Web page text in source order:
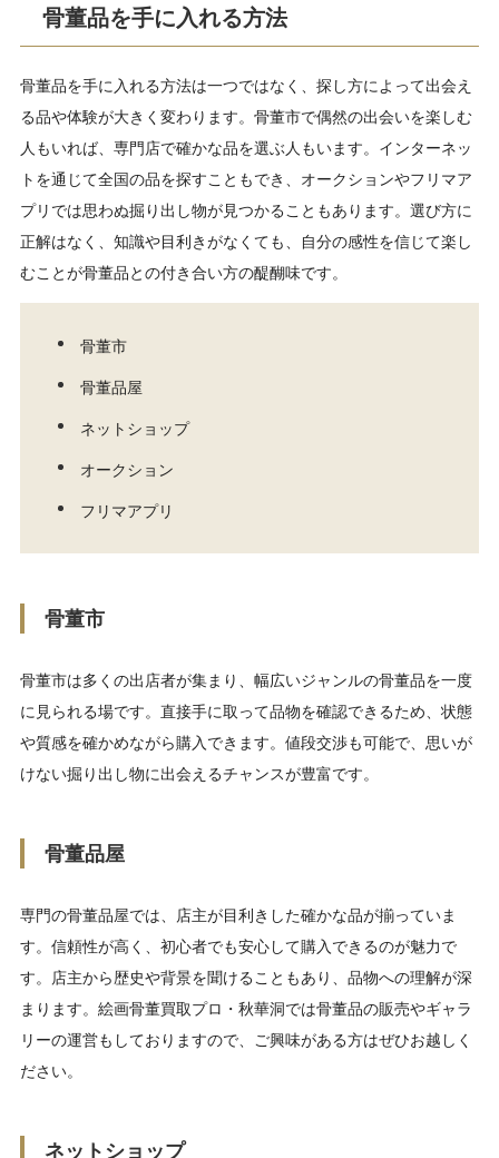
骨董品を手に入れる方法
骨董品を手に入れる方法は一つではなく、探し方によって出会え
る品や体験が大きく変わります。骨董市で偶然の出会いを楽しむ
人もいれば、専門店で確かな品を選ぶ人もいます。インターネッ
トを通じて全国の品を探すこともでき、オークションやフリマア
プリでは思わぬ掘り出し物が見つかることもあります。選び方に
正解はなく、知識や目利きがなくても、自分の感性を信じて楽し
むことが骨董品との付き合い方の醍醐味です。
骨董市
骨董品屋
ネットショップ
オークション
フリマアプリ
骨董市
骨董市は多くの出店者が集まり、幅広いジャンルの骨董品を一度
に見られる場です。直接手に取って品物を確認できるため、状態
や質感を確かめながら購入できます。値段交渉も可能で、思いが
けない掘り出し物に出会えるチャンスが豊富です。
骨董品屋
専門の骨董品屋では、店主が目利きした確かな品が揃っていま
す。信頼性が高く、初心者でも安心して購入できるのが魅力で
す。店主から歴史や背景を聞けることもあり、品物への理解が深
まります。絵画骨董買取プロ・秋華洞では骨董品の販売やギャラ
リーの運営もしておりますので、ご興味がある方はぜひお越しく
ださい。
ネットショップ